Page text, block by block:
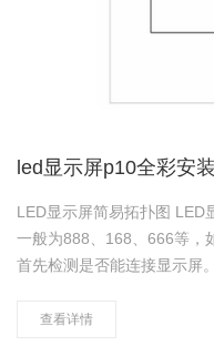
led显示屏p10全彩安
LED显示屏简易拓扑图 LED显示屏控制卡设置 1.设置屏参 屏参密码
一般为888、168、666等，
首先检测是否能连接显示屏
长5m*5m的LED显示屏，
查看详情